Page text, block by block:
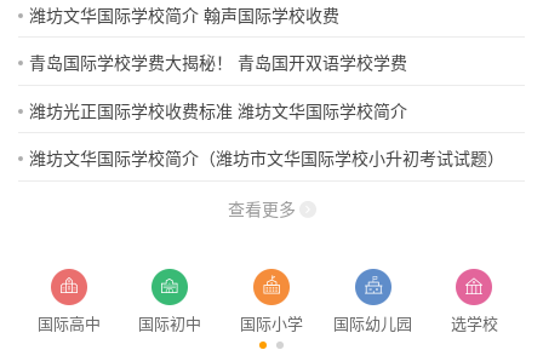
潍坊文华国际学校简介 翰声国际学校收费
青岛国际学校学费大揭秘！ 青岛国开双语学校学费
潍坊光正国际学校收费标准 潍坊文华国际学校简介
潍坊文华国际学校简介（潍坊市文华国际学校小升初考试试题）
查看更多
国际高中 国际初中 国际小学 国际幼儿园 选学校